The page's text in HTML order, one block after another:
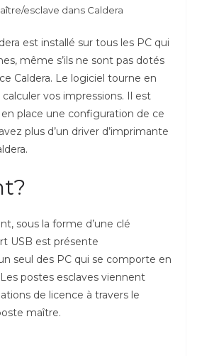
esclave dans Caldera
est installé sur tous les PC qui
même s’ils ne sont pas dotés
Caldera. Le logiciel tourne en
vos impressions. Il est
place une configuration de ce
plus d’un driver d’imprimante
sous la forme d’une clé
USB est présente
seul des PC qui se comporte en
postes esclaves viennent
de licence à travers le
maître.